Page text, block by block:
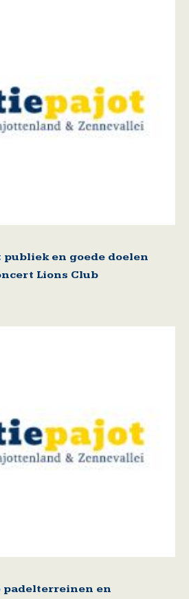
publiek en goede doelen
Lions Club
padelterreinen en